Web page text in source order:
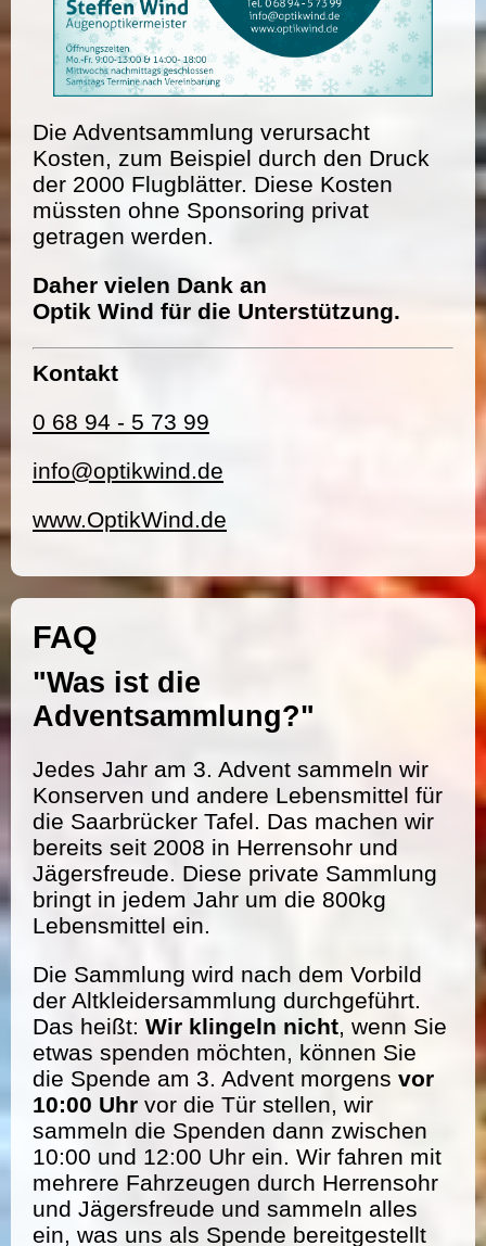
Die Adventsammlung verursacht
Kosten, zum Beispiel durch den Druck
der 2000 Flugblätter. Diese Kosten
müssten ohne Sponsoring privat
getragen werden.
Daher vielen Dank an
Optik Wind für die Unterstützung.
Kontakt
0 68 94 - 5 73 99
info@optikwind.de
www.OptikWind.de
FAQ
"Was ist die
Adventsammlung?"
Jedes Jahr am 3. Advent sammeln wir
Konserven und andere Lebensmittel für
die Saarbrücker Tafel. Das machen wir
bereits seit 2008 in Herrensohr und
Jägersfreude. Diese private Sammlung
bringt in jedem Jahr um die 800kg
Lebensmittel ein.
Die Sammlung wird nach dem Vorbild
der Altkleidersammlung durchgeführt.
Das heißt: Wir klingeln nicht, wenn Sie
etwas spenden möchten, können Sie
die Spende am 3. Advent morgens vor
10:00 Uhr vor die Tür stellen, wir
sammeln die Spenden dann zwischen
10:00 und 12:00 Uhr ein. Wir fahren mit
mehrere Fahrzeugen durch Herrensohr
und Jägersfreude und sammeln alles
ein, was uns als Spende bereitgestellt